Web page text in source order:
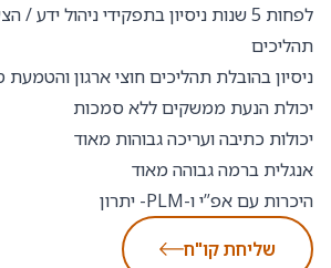
לפחות 5 שנות ניסיון בתפקידי ניהול
תהליכים
ניסיון בהובלת תהליכים חוצי ארגון
יכולת הנעת ממשקים ללא סמכות
יכולות כתיבה ועריכה גבוהות מאוד
אנגלית ברמה גבוהה מאוד
היכרות עם אפ”י ו-PLM- יתרון
שליחת קו"ח